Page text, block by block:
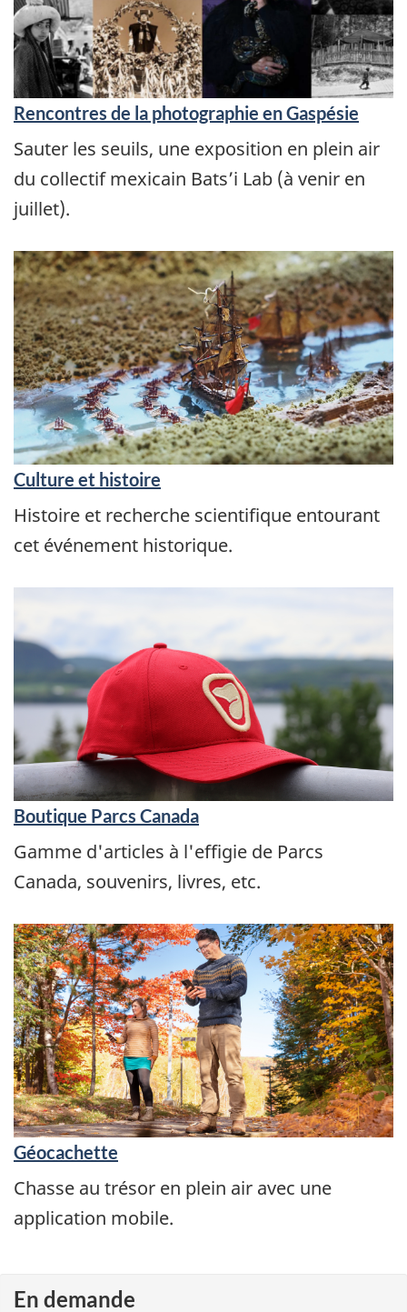
Rencontres de la photographie en Gaspésie
Sauter les seuils, une exposition en plein air
du collectif mexicain Bats’i Lab (à venir en
juillet).
Culture et histoire
Histoire et recherche scientifique entourant
cet événement historique.
Boutique Parcs Canada
Gamme d'articles à l'effigie de Parcs
Canada, souvenirs, livres, etc.
Géocachette
Chasse au trésor en plein air avec une
application mobile.
En demande